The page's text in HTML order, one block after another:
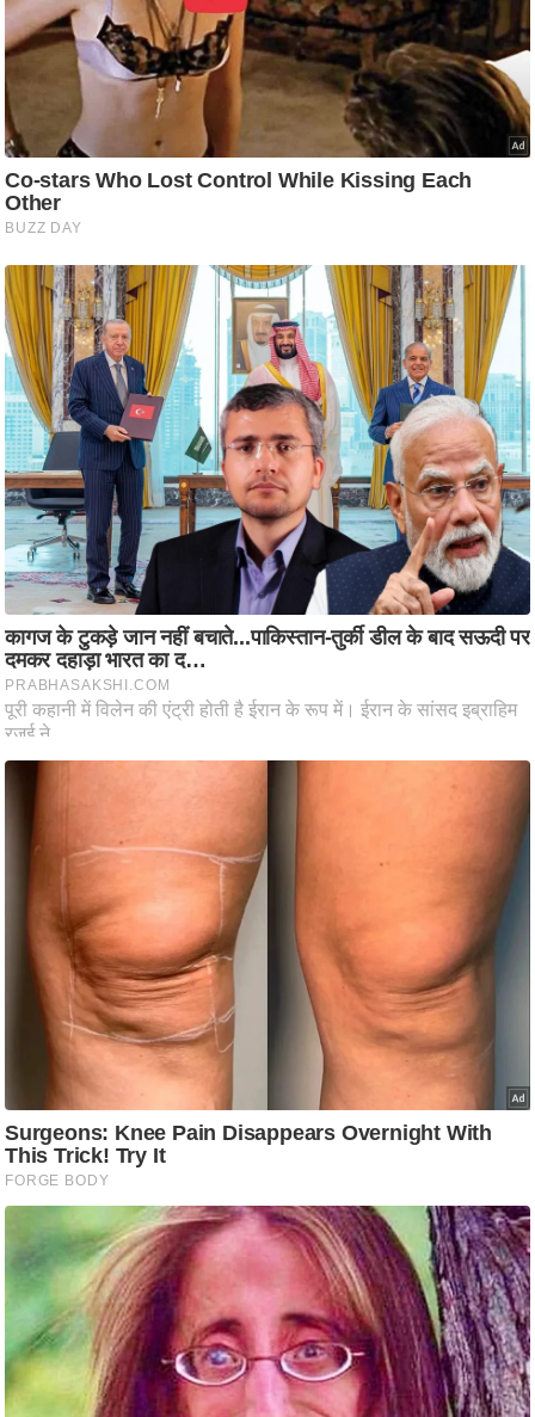
यि
क
मा
भू
मि
स्तं
ए
म
.
आ
र
.
आ
ई
.
चा
प
र
स
मी
क्षा
ध
प्र
भु
/
ध
र्म
स्थ
ल
व्र
त
त्यो
हा
र